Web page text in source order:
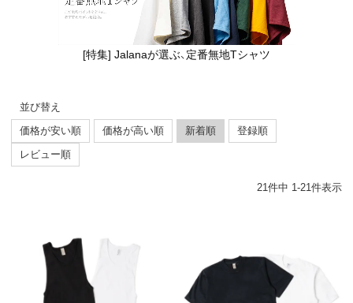
[特集] Jalanaが選ぶ、定番無地Tシャツ
並び替え
価格が安い順
価格が高い順 新着順
登録順
レビュー順
21 件中 1 -21 件表示